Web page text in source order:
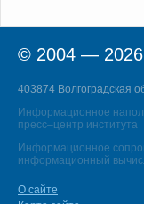
© 2004 — 2026
403874 Волгоградская
Информационное
пресс–центр института
Информационное
информационный
О сайте